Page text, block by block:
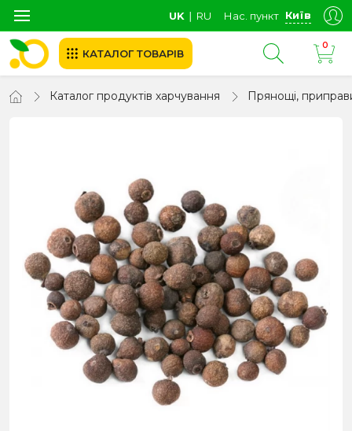
UK ∣ RU Нас. пункт Київ
КАТАЛОГ ТОВАРІВ
0
Каталог продуктів харчування Прянощі,